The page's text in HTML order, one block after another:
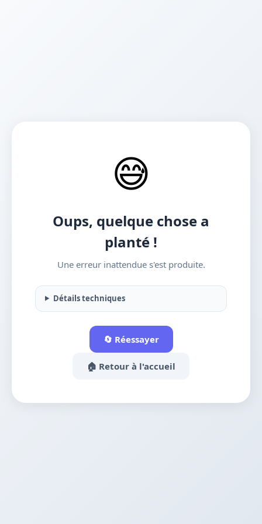
😅
Oups, quelque chose a
planté !
Une erreur inattendue s'est produite.
Détails techniques
🔄 Réessayer
🏠 Retour à l'accueil